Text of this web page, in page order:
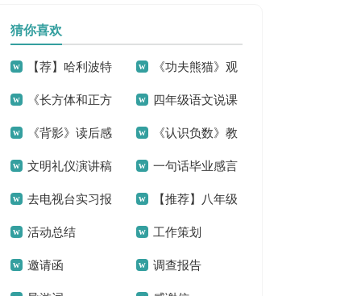
猜你喜欢
【荐】哈利波特
观后感
《功夫熊猫》观
后感集合15篇
《长方体和正方
体的体积》教学反
思
四年级语文说课
稿范文汇编9篇
《背影》读后感 《认识负数》教
学反思
文明礼仪演讲稿
(15篇)
一句话毕业感言
去电视台实习报
告范文合集九篇
【推荐】八年级
体育教学计划四篇
活动总结 工作策划
邀请函 调查报告